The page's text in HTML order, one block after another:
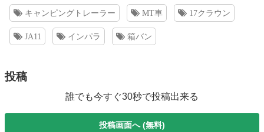
キャンピングトレーラー MT車 17クラウン
JA11 インパラ 箱バン
投稿
誰でも今すぐ30秒で投稿出来る
投稿画面へ (無料)